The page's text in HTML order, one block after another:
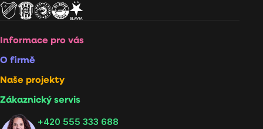
Informace pro vás
O firmě
Naše projekty
Zákaznický servis
‭+420 555 333 688